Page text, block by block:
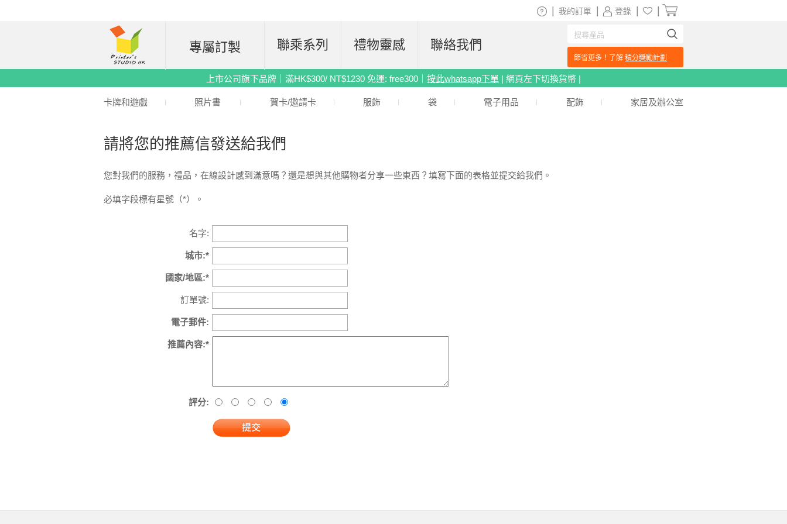
請將您的推薦信發送給我們
您對我們的服務，禮品，在線設計感到滿意嗎？還是想與其他購物者分享一些東西？填寫下面的表格並提交給我們。
必填字段標有星號（*）。
名字:
城市:*
國家/地區:*
訂單號:
電子郵件:
推薦內容:*
評分:
登錄
我的訂單
專屬訂製 聯乘系列 禮物靈感 聯絡我們
節省更多！了解 積分獎勵計劃
上市公司旗下品牌｜滿HK$300/ NT$1230 免運: free300｜ 按此whatsapp下單 | 網頁左下切換貨幣 |
卡牌和遊戲 照片書 賀卡/邀請卡 服飾 袋 電子用品 配飾 家居及辦公室